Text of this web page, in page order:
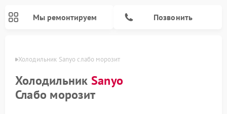
Мы ремонтируем Позвонить
Холодильник Sanyo слабо морозит
Холодильник Sanyo
Слабо морозит